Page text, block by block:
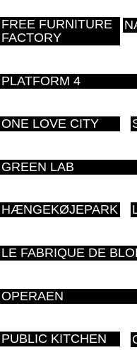
FREE FURNITURE
FACTORY
PLATFORM 4
ONE LOVE CITY
GREEN LAB
HÆNGEKØJEPARK
LE FABRIQUE DE
OPERAEN
PUBLIC KITCHEN